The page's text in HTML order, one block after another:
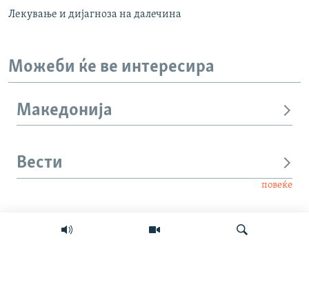
Лекување и дијагноза на далечина
Можеби ќе ве интересира
Македонија
Вести
повеќе
Интервју